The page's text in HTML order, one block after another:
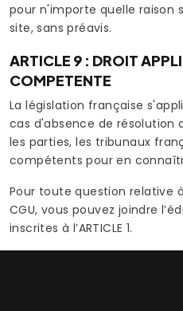
pour n'importe quelle raison
site, sans préavis.
ARTICLE 9 : DROIT
COMPETENTE
La législation française
cas d'absence de résolution
les parties, les tribunaux
compétents pour en
Pour toute question relative
CGU, vous pouvez joindre
inscrites à l’ARTICLE 1.